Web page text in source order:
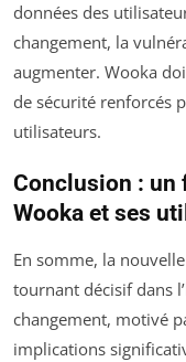
données des
changement, la
augmenter. Wooka
de sécurité renforcés
utilisateurs.
Conclusion :
Wooka et ses
En somme, la
tournant décisif dans
changement, motivé
implications